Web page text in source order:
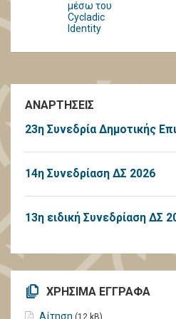
μέσω του
Cycladic
Identity
ΑΝΑΡΤΗΣΕΙΣ
23η Συνεδρία Δημοτικής
14η Συνεδρίαση ΔΣ 2026
13η ειδική Συνεδρίαση ΔΣ
ΧΡΗΣΙΜΑ ΕΓΓΡΑΦΑ
Αίτηση (12 kB)